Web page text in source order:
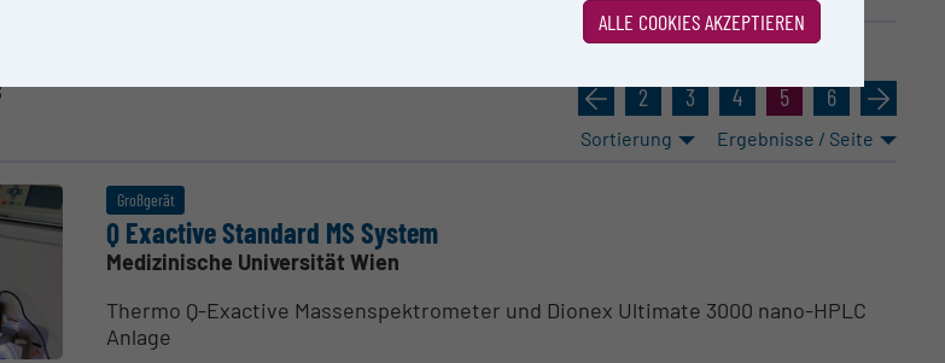
« 2 3 4 5 6 »
Sortierung Ergebnisse / Seite
Großgerät
Q Exactive Standard MS System
Medizinische Universität Wien
Thermo Q-Exactive Massenspektrometer und Dionex Ultimate 3000 nano-HPLC
Anlage
ALLE COOKIES AKZEPTIEREN